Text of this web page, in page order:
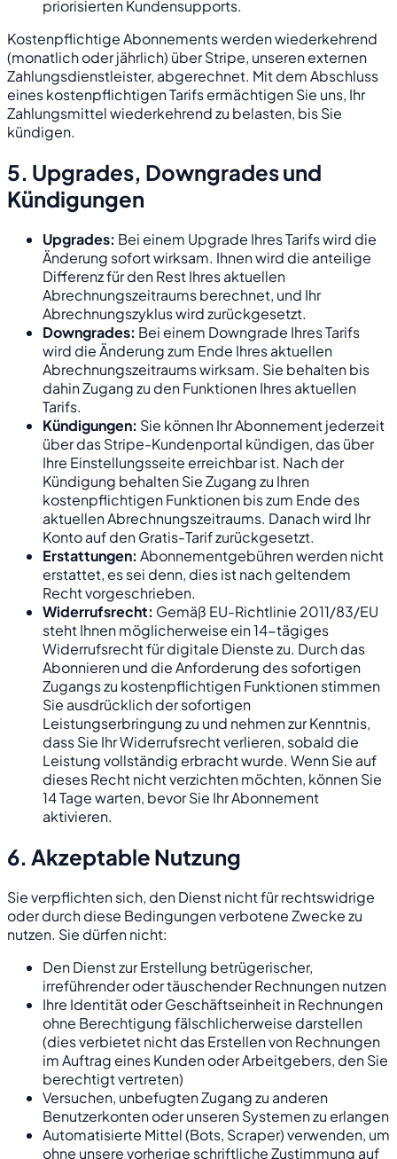
priorisierten Kundensupports.
Kostenpflichtige Abonnements werden wiederkehrend
(monatlich oder jährlich) über Stripe, unseren externen
Zahlungsdienstleister, abgerechnet. Mit dem Abschluss
eines kostenpflichtigen Tarifs ermächtigen Sie uns, Ihr
Zahlungsmittel wiederkehrend zu belasten, bis Sie
kündigen.
5. Upgrades, Downgrades und
Kündigungen
Upgrades: Bei einem Upgrade Ihres Tarifs wird die
Änderung sofort wirksam. Ihnen wird die anteilige
Differenz für den Rest Ihres aktuellen
Abrechnungszeitraums berechnet, und Ihr
Abrechnungszyklus wird zurückgesetzt.
Downgrades: Bei einem Downgrade Ihres Tarifs
wird die Änderung zum Ende Ihres aktuellen
Abrechnungszeitraums wirksam. Sie behalten bis
dahin Zugang zu den Funktionen Ihres aktuellen
Tarifs.
Kündigungen: Sie können Ihr Abonnement jederzeit
über das Stripe-Kundenportal kündigen, das über
Ihre Einstellungsseite erreichbar ist. Nach der
Kündigung behalten Sie Zugang zu Ihren
kostenpflichtigen Funktionen bis zum Ende des
aktuellen Abrechnungszeitraums. Danach wird Ihr
Konto auf den Gratis-Tarif zurückgesetzt.
Erstattungen: Abonnementgebühren werden nicht
erstattet, es sei denn, dies ist nach geltendem
Recht vorgeschrieben.
Widerrufsrecht: Gemäß EU-Richtlinie 2011/83/EU
steht Ihnen möglicherweise ein 14-tägiges
Widerrufsrecht für digitale Dienste zu. Durch das
Abonnieren und die Anforderung des sofortigen
Zugangs zu kostenpflichtigen Funktionen stimmen
Sie ausdrücklich der sofortigen
Leistungserbringung zu und nehmen zur Kenntnis,
dass Sie Ihr Widerrufsrecht verlieren, sobald die
Leistung vollständig erbracht wurde. Wenn Sie auf
dieses Recht nicht verzichten möchten, können Sie
14 Tage warten, bevor Sie Ihr Abonnement
aktivieren.
6. Akzeptable Nutzung
Sie verpflichten sich, den Dienst nicht für rechtswidrige
oder durch diese Bedingungen verbotene Zwecke zu
nutzen. Sie dürfen nicht:
Den Dienst zur Erstellung betrügerischer,
irreführender oder täuschender Rechnungen nutzen
Ihre Identität oder Geschäftseinheit in Rechnungen
ohne Berechtigung fälschlicherweise darstellen
(dies verbietet nicht das Erstellen von Rechnungen
im Auftrag eines Kunden oder Arbeitgebers, den Sie
berechtigt vertreten)
Versuchen, unbefugten Zugang zu anderen
Benutzerkonten oder unseren Systemen zu erlangen
Automatisierte Mittel (Bots, Scraper) verwenden, um
ohne unsere vorherige schriftliche Zustimmung auf